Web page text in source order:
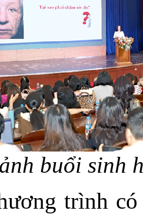
buổi sinh
trình